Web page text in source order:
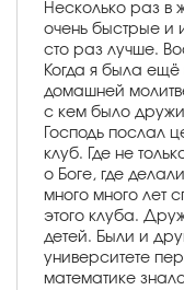
Несколько раз в
очень быстрые и
сто раз лучше.
Когда я была
домашней
с кем было
Господь послал
клуб. Где не
о Боге, где
много много лет
этого клуба.
детей. Были и
университете
математике